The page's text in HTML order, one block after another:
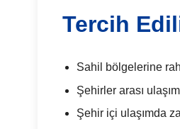
Tercih
Sahil bölgelerine
Şehirler arası
Şehir içi ulaşımda